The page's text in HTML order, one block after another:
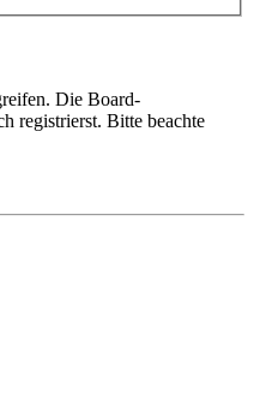
Die Board-
registrierst. Bitte beachte